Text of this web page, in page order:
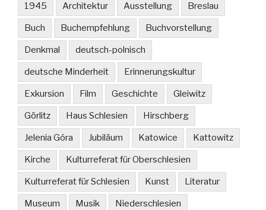
1945 Architektur Ausstellung Breslau
Buch Buchempfehlung Buchvorstellung
Denkmal deutsch-polnisch
deutsche Minderheit Erinnerungskultur
Exkursion Film Geschichte Gleiwitz
Görlitz Haus Schlesien Hirschberg
Jelenia Góra Jubiläum Katowice Kattowitz
Kirche Kulturreferat für Oberschlesien
Kulturreferat für Schlesien Kunst Literatur
Museum Musik Niederschlesien